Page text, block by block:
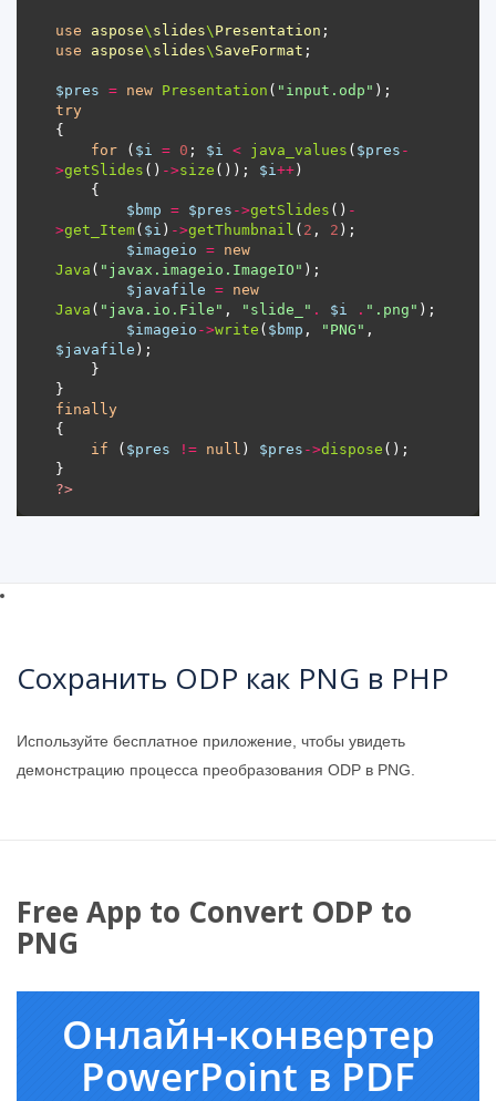
use aspose\ slides\ Presentation
use
aspose\ slides\ SaveFormat
$pres = new Presentation ( "input.odp"
try
for ( $i = 0 ; $i < java_values ( $pres -
>getSlides () ->size ()); $i ++
$bmp = $pres ->getSlides () -
>get_Item( $i ) ->getThumbnail ( 2 , 2
$imageio = new
Java ( "javax.imageio.ImageIO"
$javafile = new
Java ( "java.io.File" , "slide_" . $i . ".png"
$imageio ->write ( $bmp , "PNG"
$javafile
finally
if ( $pres != null ) $pres ->dispose
?>
Сохранить ODP как PNG в PHP
Используйте бесплатное приложение, чтобы увидеть
демонстрацию процесса преобразования ODP в PNG.
Free App to Convert ODP to
PNG